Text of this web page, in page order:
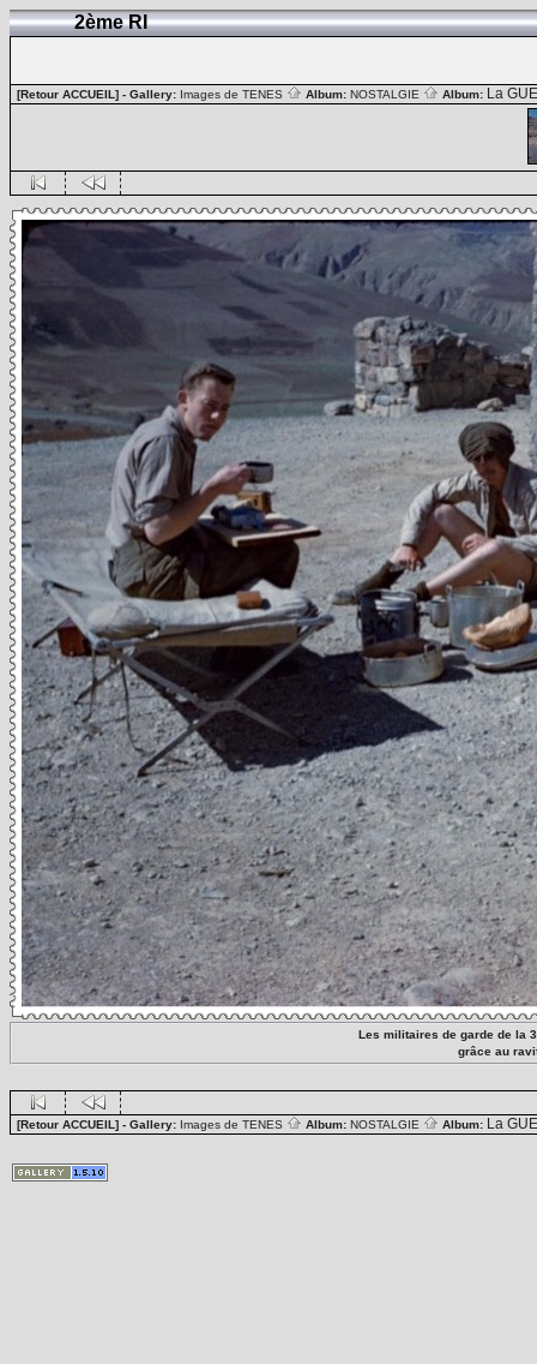
2ème RI
[Retour ACCUEIL] - Gallery: Images de TENES Album: NOSTALGIE Album: La
Les militaires de garde de la
grâce au
[Retour ACCUEIL] - Gallery: Images de TENES Album: NOSTALGIE Album: La